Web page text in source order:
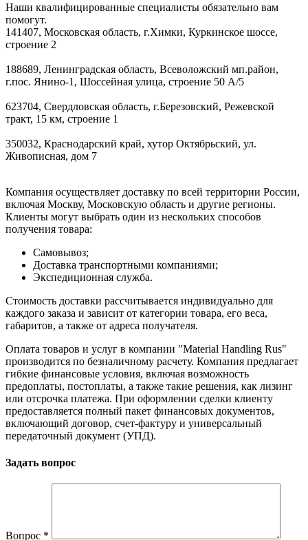
Наши квалифицированные специалисты обязательно вам
помогут.
141407, Московская область, г.Химки, Куркинское шоссе,
строение 2
188689, Ленинградская область, Всеволожский мп.район,
г.пос. Янино-1, Шоссейная улица, строение 50 А/5
623704, Свердловская область, г.Березовский, Режевской
тракт, 15 км, строение 1
350032, Краснодарский край, хутор Октябрьский, ул.
Живописная, дом 7
Компания осуществляет доставку по всей территории России,
включая Москву, Московскую область и другие регионы.
Клиенты могут выбрать один из нескольких способов
получения товара:
Самовывоз;
Доставка транспортными компаниями;
Экспедиционная служба.
Стоимость доставки рассчитывается индивидуально для
каждого заказа и зависит от категории товара, его веса,
габаритов, а также от адреса получателя.
Оплата товаров и услуг в компании "Material Handling Rus"
производится по безналичному расчету. Компания предлагает
гибкие финансовые условия, включая возможность
предоплаты, постоплаты, а также такие решения, как лизинг
или отсрочка платежа. При оформлении сделки клиенту
предоставляется полный пакет финансовых документов,
включающий договор, счет-фактуру и универсальный
передаточный документ (УПД).
Задать вопрос
Вопрос *